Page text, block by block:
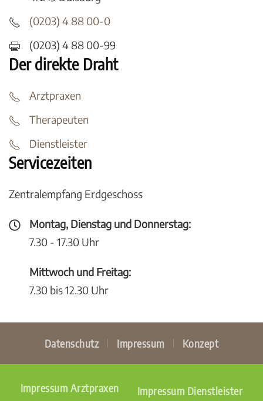
(0203) 4 88 00-0
(0203) 4 88 00-99
Der direkte Draht
Arztpraxen
Therapeuten
Dienstleister
Servicezeiten
Zentralempfang Erdgeschoss
Montag, Dienstag und Donnerstag:
7.30 - 17.30 Uhr
Mittwoch und Freitag:
7.30 bis 12.30 Uhr
Datenschutz Impressum Konzept
Impressum Arztpraxen Impressum Dienstleister